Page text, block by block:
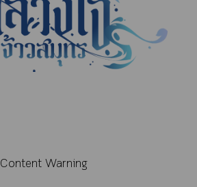
Content Warning